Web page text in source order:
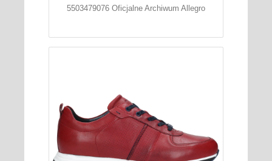
5503479076 Oficjalne Archiwum Allegro